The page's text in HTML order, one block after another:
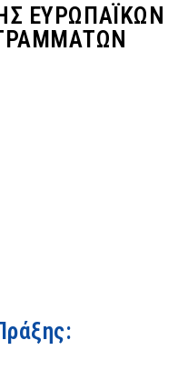
ΕΥΡΩΠΑΪΚΩΝ